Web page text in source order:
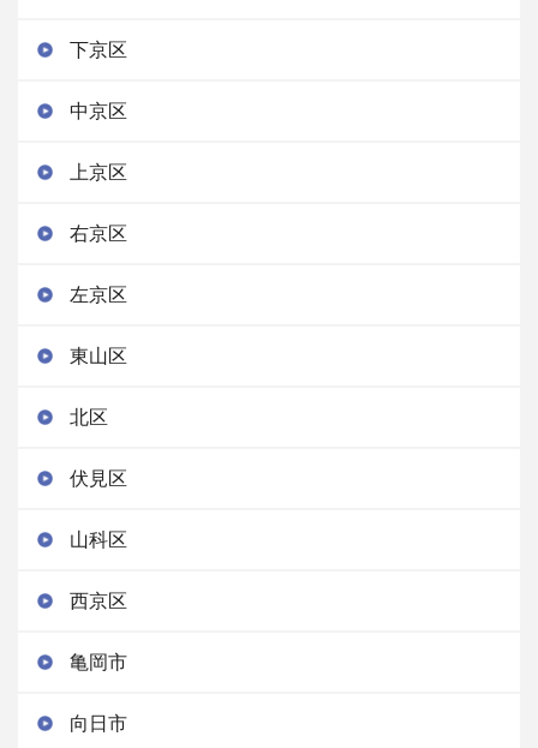
下京区
中京区
上京区
右京区
左京区
東山区
北区
伏見区
山科区
西京区
亀岡市
向日市